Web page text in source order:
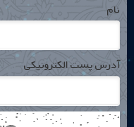
نام
آدرس پست الکترونیکی